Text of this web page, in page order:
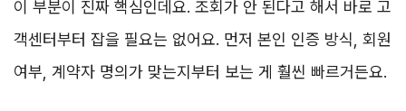
이 부분이 진짜 핵심인데요. 조회가 안 된다고 해서 바로 고
객센터부터 잡을 필요는 없어요. 먼저 본인 인증 방식, 회원
여부, 계약자 명의가 맞는지부터 보는 게 훨씬 빠르거든요.